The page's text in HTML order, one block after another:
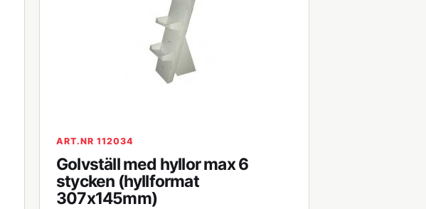
ART.NR 112034
Golvställ med hyllor max 6
stycken (hyllformat
307x145mm)